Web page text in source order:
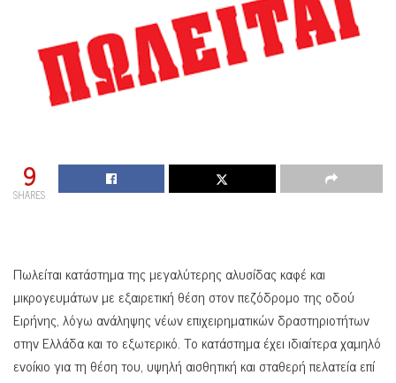
9
SHARES
Πωλείται κατάστημα της μεγαλύτερης αλυσίδας καφέ και
μικρογευμάτων με εξαιρετική θέση στον πεζόδρομο της οδού
Ειρήνης, λόγω ανάληψης νέων επιχειρηματικών δραστηριοτήτων
στην Ελλάδα και το εξωτερικό. Το κατάστημα έχει ιδιαίτερα χαμηλό
ενοίκιο για τη θέση του, υψηλή αισθητική και σταθερή πελατεία επί